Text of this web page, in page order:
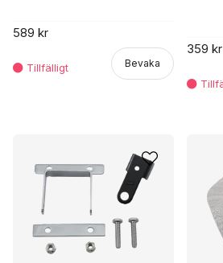
589 kr
Bevaka
359 kr